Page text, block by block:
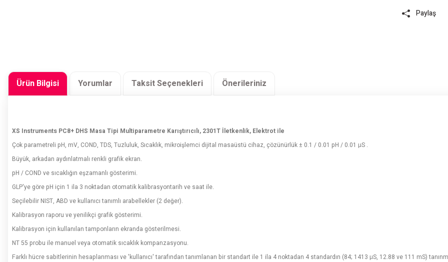
Paylaş
Ürün Bilgisi Yorumlar Taksit Seçenekleri Önerileriniz
XS Instruments PC8+ DHS Masa Tipi Multiparametre Karıştırıcılı, 2301T İletkenlik, Elektrot ile
Çok parametreli pH, mV, COND, TDS, Tuzluluk, Sıcaklık, mikroişlemci dijital masaüstü cihaz, çözünürlük ± 0.1 / 0.01 pH / 0.01 μS .
Büyük, arkadan aydınlatmalı renkli grafik ekran.
pH / COND ve sıcaklığın eşzamanlı gösterimi.
GLP'ye göre pH için 1 ila 3 noktadan otomatik kalibrasyontarih ve saat ile.
Seçilebilir NIST, ABD ve kullanıcı tanımlı arabellekler (2 değer).
Kalibrasyon raporu ve yenilikçi grafik gösterimi.
Kalibrasyon için kullanılan tamponların ekranda gösterilmesi.
NT 55 probu ile manuel veya otomatik sıcaklık kompanzasyonu.
Farklı hücre sabitlerinin hesaplanması ve 'kullanıcı' tarafından tanımlanan bir standart ile 1 ila 4 noktadan 4 standardın (84; 1413 μS, 12.88 ve 111 mS)